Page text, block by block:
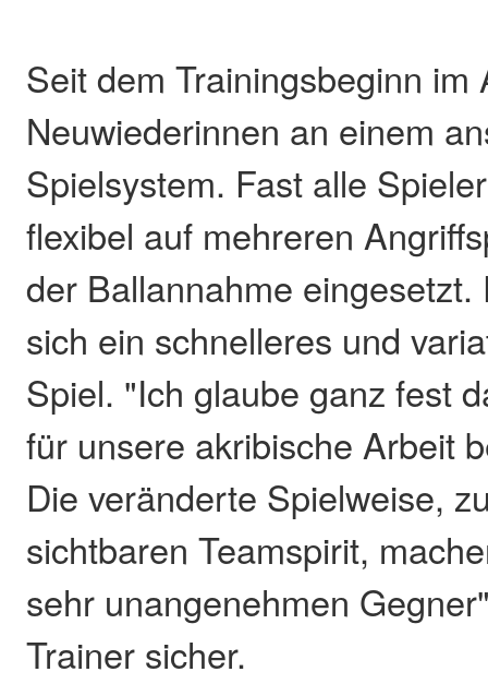
Seit dem Trainingsbeginn im
Neuwiederinnen an einem
Spielsystem. Fast alle
flexibel auf mehreren
der Ballannahme
sich ein schnelleres und
Spiel. "Ich glaube ganz fest
für unsere akribische Arbeit
Die veränderte Spielweise,
sichtbaren Teamspirit,
sehr unangenehmen
Trainer sicher.